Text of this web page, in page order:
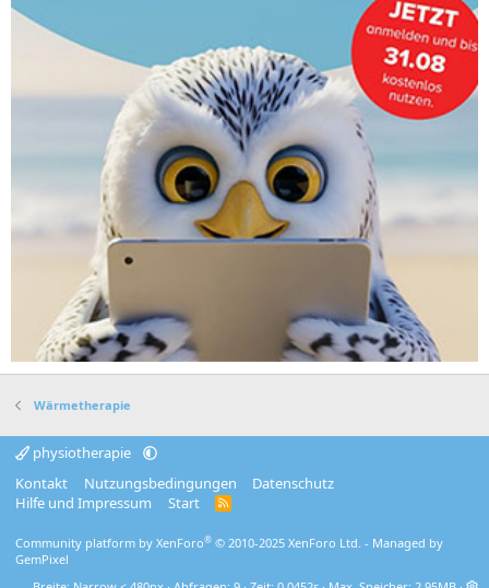
Wärmetherapie
physiotherapie
Kontakt
Nutzungsbedingungen
Datenschutz
Hilfe und Impressum
Start
R
Community platform by XenForo® © 2010-2025 XenForo Ltd. - Managed by
GemPixel